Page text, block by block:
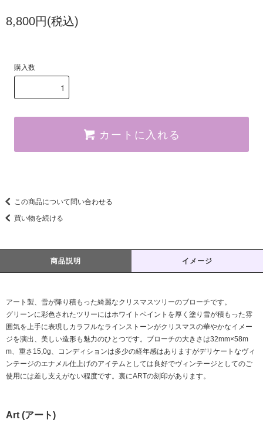
8,800円(税込)
購入数
カートに入れる
この商品について問い合わせる
買い物を続ける
商品説明 イメージ
アート製、雪が降り積もった綺麗なクリスマスツリーのブローチです。
グリーンに彩色されたツリーにはホワイトペイントを厚く塗り雪が積もった雰
囲気を上手に表現しカラフルなラインストーンがクリスマスの華やかなイメー
ジを演出、美しい造形も魅力のひとつです。ブローチの大きさは32mm×58m
m、重さ15,0g、コンディションは多少の経年感はありますがデリケートなヴィ
ンテージのエナメル仕上げのアイテムとしては良好でヴィンテージとしてのご
使用には差し支えがない程度です。裏にARTの刻印があります。
Art (アート)